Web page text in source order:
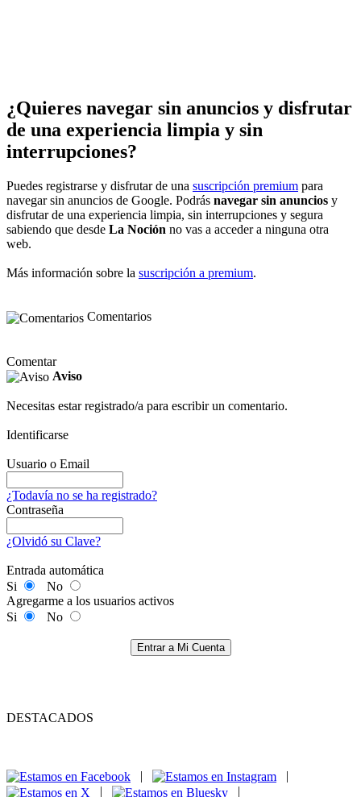
¿Quieres navegar sin anuncios y disfrutar
de una experiencia limpia y sin
interrupciones?
Puedes registrarse y disfrutar de una suscripción premium para
navegar sin anuncios de Google. Podrás navegar sin anuncios y
disfrutar de una experiencia limpia, sin interrupciones y segura
sabiendo que desde La Noción no vas a acceder a ninguna otra
web.
Más información sobre la suscripción a premium.
Comentarios
Comentar
Aviso
Necesitas estar registrado/a para escribir un comentario.
Identificarse
Usuario o Email
¿Todavía no se ha registrado?
Contraseña
¿Olvidó su Clave?
Entrada automática
Si
No
Agregarme a los usuarios activos
Si
No
Entrar a Mi Cuenta
DESTACADOS
|
|
|
|